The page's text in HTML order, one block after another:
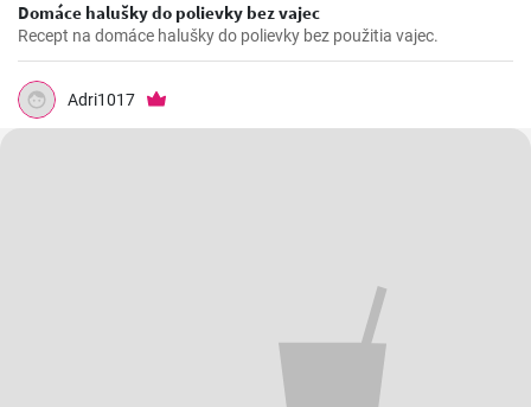
Domáce halušky do polievky bez vajec
Recept na domáce halušky do polievky bez použitia vajec.
Adri1017